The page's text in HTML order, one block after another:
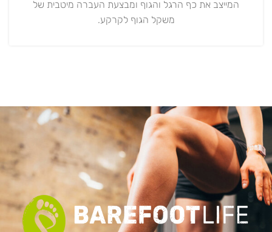
המייצב את כף הרגל והגוף ומבצעת העברה מיטבית של
משקל הגוף לקרקע.